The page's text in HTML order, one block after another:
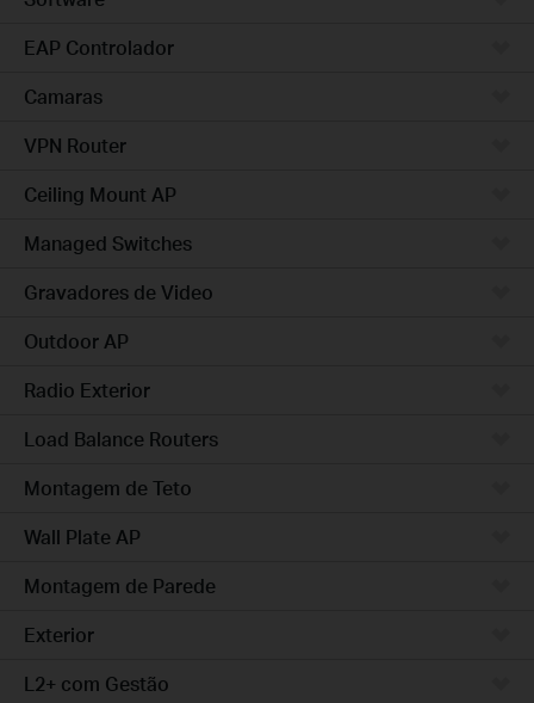
EAP Controlador
Camaras
VPN Router
Ceiling Mount AP
Managed Switches
Gravadores de Video
Outdoor AP
Radio Exterior
Load Balance Routers
Montagem de Teto
Wall Plate AP
Montagem de Parede
Exterior
L2+ com Gestão